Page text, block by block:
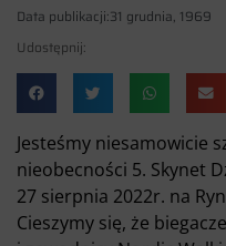
Data publikacji:31 grudnia, 1969
Udostępnij:
Jesteśmy niesamowicie
nieobecności 5. Skynet
27 sierpnia 2022r. na
Cieszymy się, że biegacze